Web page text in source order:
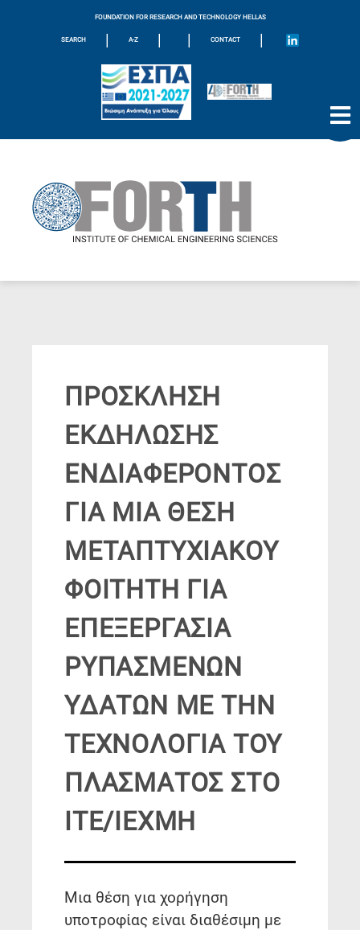
FOUNDATION FOR RESEARCH AND TECHNOLOGY HELLAS
SEARCH | A-Z | | CONTACT |
ΠΡΟΣΚΛΗΣΗ
ΕΚΔΗΛΩΣΗΣ
ΕΝΔΙΑΦΕΡΟΝΤΟΣ
ΓΙΑ ΜΙΑ ΘΕΣΗ
ΜΕΤΑΠΤΥΧΙΑΚΟΥ
ΦΟΙΤΗΤΗ ΓΙΑ
ΕΠΕΞΕΡΓΑΣΙΑ
ΡΥΠΑΣΜΕΝΩΝ
ΥΔΑΤΩΝ ΜΕ ΤΗΝ
ΤΕΧΝΟΛΟΓΙΑ ΤΟΥ
ΠΛΑΣΜΑΤΟΣ ΣΤΟ
ΙΤΕ/ΙΕΧΜΗ
Μια θέση για χορήγηση
υποτροφίας είναι διαθέσιμη με